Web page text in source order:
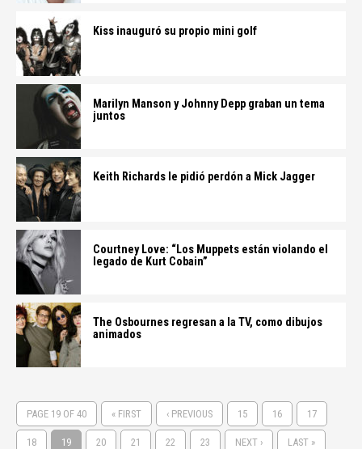
Kiss inauguró su propio mini golf
Marilyn Manson y Johnny Depp graban un tema
juntos
Keith Richards le pidió perdón a Mick Jagger
Courtney Love: “Los Muppets están violando el
legado de Kurt Cobain”
The Osbournes regresan a la TV, como dibujos
animados
PAGE 19 OF 40 « FIRST ‹ PREVIOUS 15 16 17
18 19 20 21 22 23 NEXT › LAST »